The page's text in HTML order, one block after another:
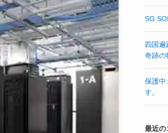
SG
四国
奇跡の
保護中
す。
最近の